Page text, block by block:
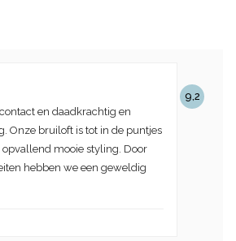
9,2
en daadkrachtig en
Onze bruiloft is tot in de puntjes
mooie styling. Door
hebben we een geweldig